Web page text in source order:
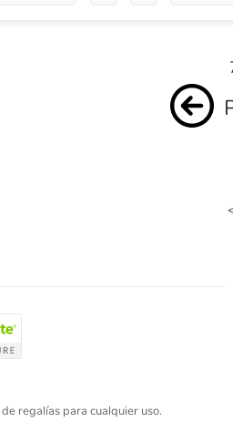
regalías para cualquier uso.